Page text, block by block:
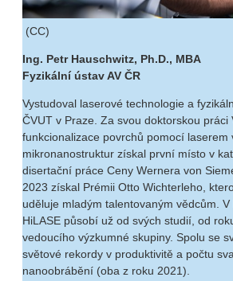
(CC)
Ing. Petr Hauschwitz, Ph.D., MBA
Fyzikální ústav AV ČR
Vystudoval laserové technologie a
ČVUT v Praze. Za svou doktorskou práci
funkcionalizace povrchů pomocí laserem
mikronanostruktur získal první místo v
disertační práce Ceny Wernera von
2023 získal Prémii Otto Wichterleho,
uděluje mladým talentovaným vědcům.
HiLASE působí už od svých studií, od
vedoucího výzkumné skupiny. Spolu se
světové rekordy v produktivitě a počtu
nanoobrábění (oba z roku 2021).